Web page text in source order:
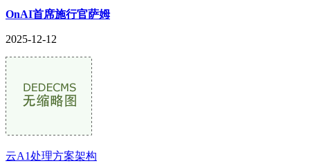
OnAI首席施行官萨姆
2025-12-12
云A1处理方案架构